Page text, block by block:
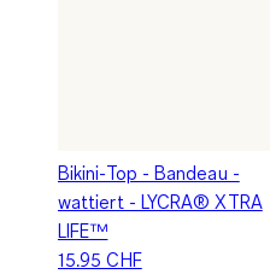
Bikini-Top - Bandeau -
wattiert - LYCRA® XTRA
LIFE™
15.95 CHF